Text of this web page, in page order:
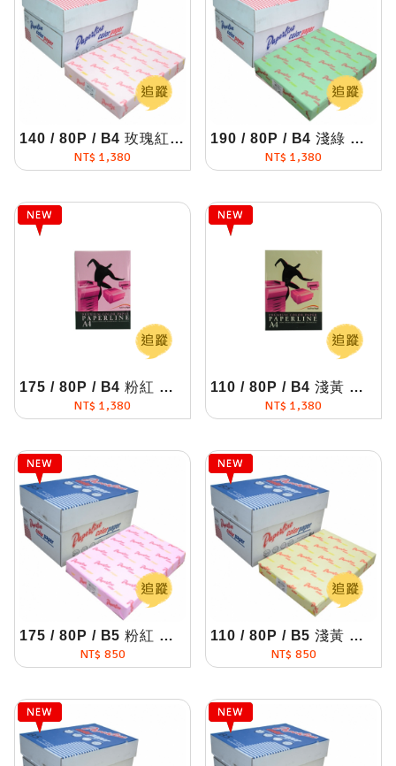
140 / 80P / B4 玫瑰紅 影印紙(每箱5包)
NT$ 1,380
190 / 80P / B4 淺綠 影印紙(每箱5包)
NT$ 1,380
175 / 80P / B4 粉紅 影印紙(每箱5包)
NT$ 1,380
110 / 80P / B4 淺黃 影印紙(每箱5包)
NT$ 1,380
175 / 80P / B5 粉紅 影印紙(每箱5包)
NT$ 850
110 / 80P / B5 淺黃 影印紙(每箱5包)
NT$ 850